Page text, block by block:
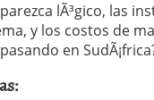
lÃ³gico, las
y los costos de
en